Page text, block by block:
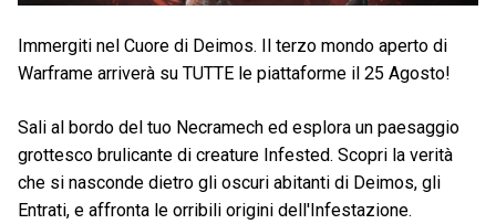
Immergiti nel Cuore di Deimos. Il terzo mondo aperto di
Warframe arriverà su TUTTE le piattaforme il 25 Agosto!
Sali al bordo del tuo Necramech ed esplora un paesaggio
grottesco brulicante di creature Infested. Scopri la verità
che si nasconde dietro gli oscuri abitanti di Deimos, gli
Entrati, e affronta le orribili origini dell'Infestazione.